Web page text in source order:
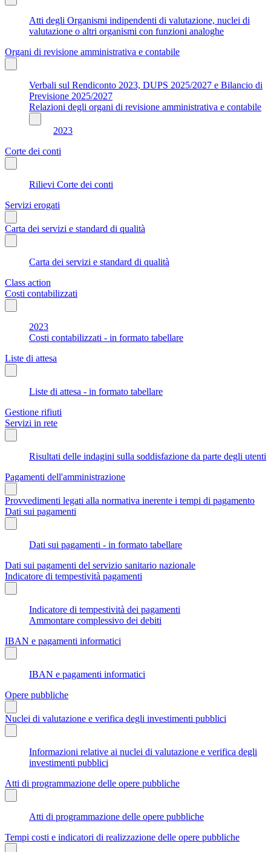
Atti degli Organismi indipendenti di valutazione, nuclei di
valutazione o altri organismi con funzioni analoghe
Organi di revisione amministrativa e contabile
Verbali sul Rendiconto 2023, DUPS 2025/2027 e Bilancio di
Previsione 2025/2027
Relazioni degli organi di revisione amministrativa e contabile
2023
Corte dei conti
Rilievi Corte dei conti
Servizi erogati
Carta dei servizi e standard di qualità
Carta dei servizi e standard di qualità
Class action
Costi contabilizzati
2023
Costi contabilizzati - in formato tabellare
Liste di attesa
Liste di attesa - in formato tabellare
Gestione rifiuti
Servizi in rete
Risultati delle indagini sulla soddisfazione da parte degli utenti
Pagamenti dell'amministrazione
Provvedimenti legati alla normativa inerente i tempi di pagamento
Dati sui pagamenti
Dati sui pagamenti - in formato tabellare
Dati sui pagamenti del servizio sanitario nazionale
Indicatore di tempestività pagamenti
Indicatore di tempestività dei pagamenti
Ammontare complessivo dei debiti
IBAN e pagamenti informatici
IBAN e pagamenti informatici
Opere pubbliche
Nuclei di valutazione e verifica degli investimenti pubblici
Informazioni relative ai nuclei di valutazione e verifica degli
investimenti pubblici
Atti di programmazione delle opere pubbliche
Atti di programmazione delle opere pubbliche
Tempi costi e indicatori di realizzazione delle opere pubbliche